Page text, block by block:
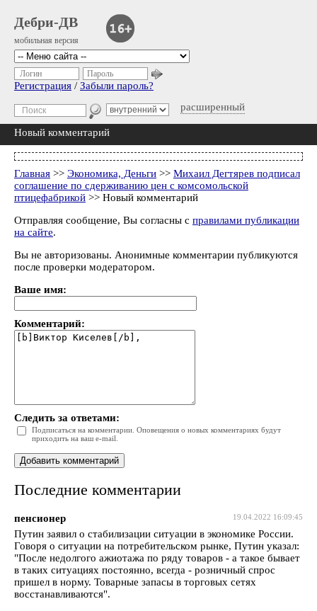
Дебри-ДВ
мобильная версия
расширенный
Логин Пароль
Регистрация / Забыли пароль?
Новый комментарий
Главная >> Экономика, Деньги >> Михаил Дегтярев подписал
соглашение по сдерживанию цен с комсомольской
птицефабрикой >> Новый комментарий
Отправляя сообщение, Вы согласны с правилами публикации
на сайте.
Вы не авторизованы. Анонимные комментарии публикуются
после проверки модератором.
Ваше имя:
Комментарий:
Следить за ответами:
Подписаться на комментарии. Оповещения о новых комментариях будут
приходить на ваш e-mail.
Последние комментарии
19.04.2022 16:09:45
пенсионер
Путин заявил о стабилизации ситуации в экономике России.
Говоря о ситуации на потребительском рынке, Путин указал:
"После недолгого ажиотажа по ряду товаров - а такое бывает
в таких ситуациях постоянно, всегда - розничный спрос
пришел в норму. Товарные запасы в торговых сетях
восстанавливаются".